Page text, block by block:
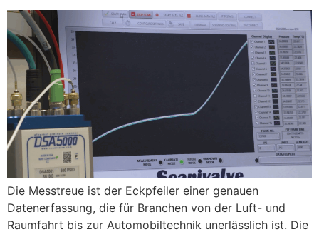
Die Messtreue ist der Eckpfeiler einer genauen
Datenerfassung, die für Branchen von der Luft- und
Raumfahrt bis zur Automobiltechnik unerlässlich ist. Die